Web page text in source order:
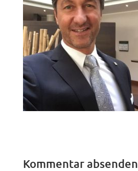
Kommentar absenden